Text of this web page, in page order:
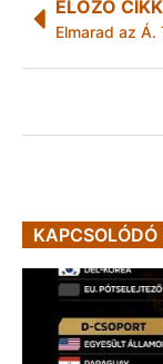
ELŐZŐ CIKK
KAPCSOLÓDÓ